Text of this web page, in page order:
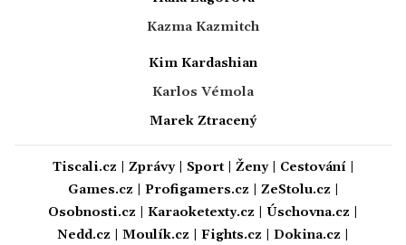
Kazma Kazmitch
Kim Kardashian
Karlos Vémola
Marek Ztracený
Tiscali.cz Zprávy| Sport| Ženy| Cestování|
Games.cz
Profigamers.cz ZeStolu.cz
Osobnosti.cz
Karaoketexty.cz Úschovna.cz
Nedd.cz
Moulík.cz Fights.cz Dokina.cz